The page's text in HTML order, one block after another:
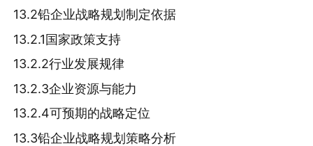
13.2铅企业战略规划制定依据
13.2.1国家政策支持
13.2.2行业发展规律
13.2.3企业资源与能力
13.2.4可预期的战略定位
13.3铅企业战略规划策略分析